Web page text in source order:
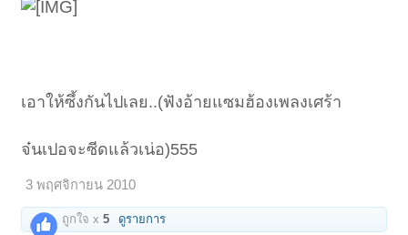
เอาให้ซึ้งกันไปเลย..(ฟังอ้ายแซมฮ้องเพลงเศร้า
จ๋นเปอจะซีดแล้วเน่อ)555
3 พฤศจิกายน 2010
ถูกใจ x5 ดูรายการ